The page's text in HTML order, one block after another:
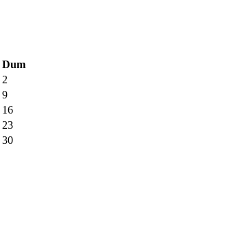
Dum
2
9
16
23
30